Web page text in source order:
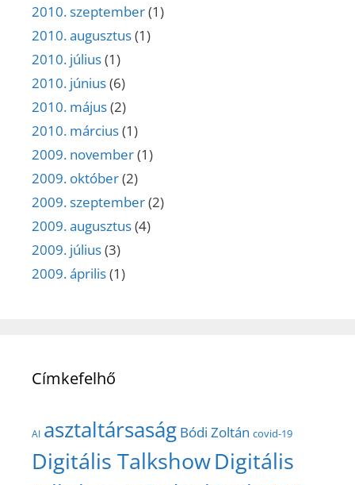
2010. szeptember(1)
2010. augusztus(1)
2010. július(1)
2010. június(6)
2010. május(2)
2010. március(1)
2009. november(1)
2009. október(2)
2009. szeptember(2)
2009. augusztus(4)
2009. július(3)
2009. április(1)
Címkefelhő
AI asztaltársaság Bódi Zoltán covid-19
Digitális TalkshowDigitális